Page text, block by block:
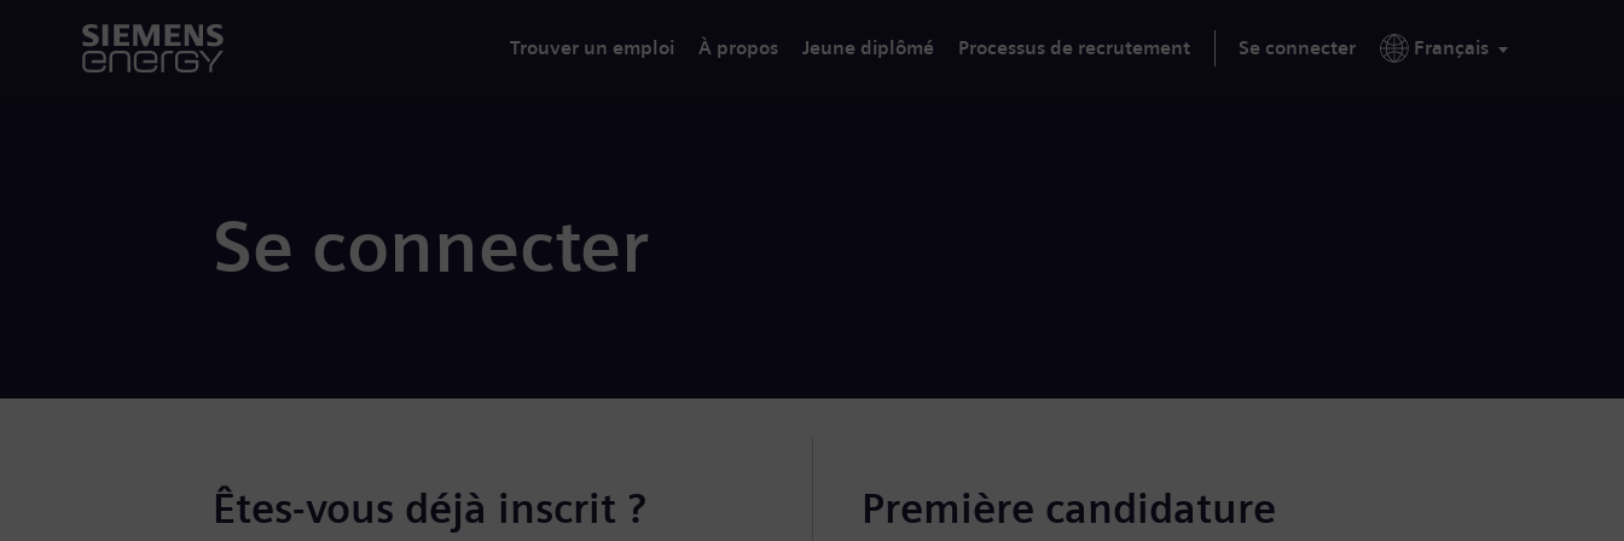
Trouver un emploi À propos Jeune diplômé Processus de recrutement Se connecter Français
Se connecter
Êtes-vous déjà inscrit ? Première candidature